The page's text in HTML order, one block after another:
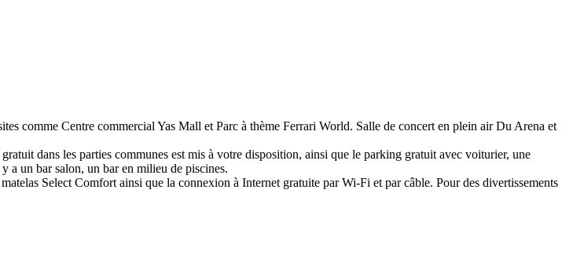
comme Centre commercial Yas Mall et Parc à thème Ferrari World. Salle de concert en plein air Du Arena et
dans les parties communes est mis à votre disposition, ainsi que le parking gratuit avec voiturier, une
a un bar salon, un bar en milieu de piscines.
Select Comfort ainsi que la connexion à Internet gratuite par Wi-Fi et par câble. Pour des divertissements